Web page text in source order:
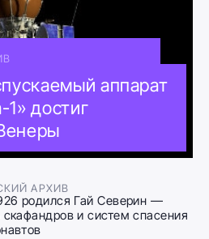
аппарат
1» достиг
АРХИВ
родился Гай Северин —
скафандров и систем спасения